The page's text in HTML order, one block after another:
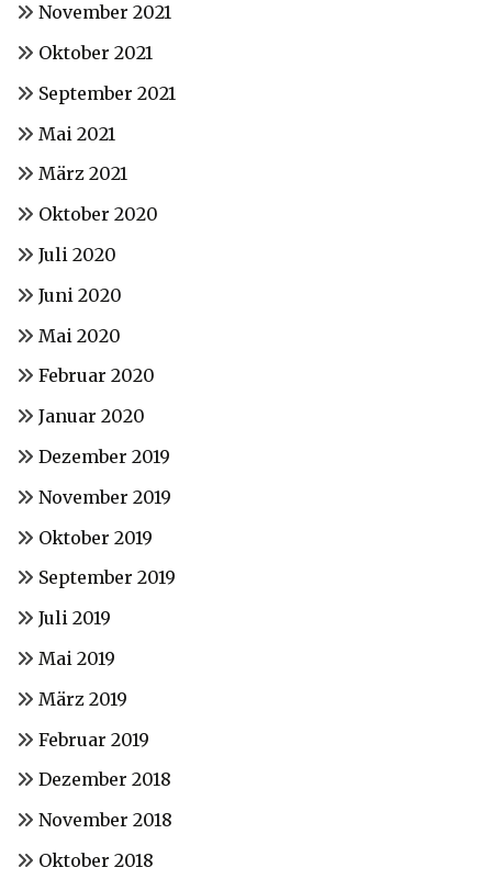
November 2021
Oktober 2021
September 2021
Mai 2021
März 2021
Oktober 2020
Juli 2020
Juni 2020
Mai 2020
Februar 2020
Januar 2020
Dezember 2019
November 2019
Oktober 2019
September 2019
Juli 2019
Mai 2019
März 2019
Februar 2019
Dezember 2018
November 2018
Oktober 2018